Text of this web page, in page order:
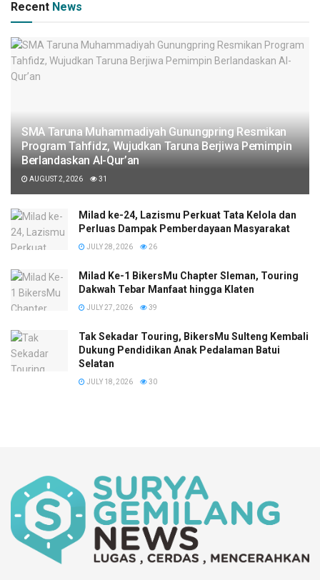
Recent News
SMA Taruna Muhammadiyah Gunungpring Resmikan
Program Tahfidz, Wujudkan Taruna Berjiwa Pemimpin
Berlandaskan Al-Qur’an
AUGUST 2, 2026 31
Milad ke-24, Lazismu Perkuat Tata Kelola dan
Perluas Dampak Pemberdayaan Masyarakat
JULY 28, 2026 26
Milad Ke-1 BikersMu Chapter Sleman, Touring
Dakwah Tebar Manfaat hingga Klaten
JULY 27, 2026 39
Tak Sekadar Touring, BikersMu Sulteng Kembali
Dukung Pendidikan Anak Pedalaman Batui
Selatan
JULY 18, 2026 30